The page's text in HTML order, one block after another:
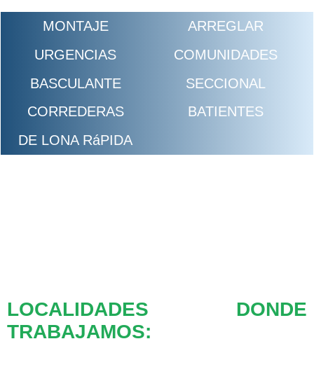
MONTAJE
ARREGLAR
URGENCIAS
COMUNIDADES
BASCULANTE
SECCIONAL
CORREDERAS
BATIENTES
DE LONA RáPIDA
LOCALIDADES DONDE
TRABAJAMOS: